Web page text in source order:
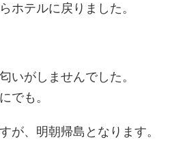
ホテルに戻りました。
いがしませんでした。
でも。
が、明朝帰島となります。